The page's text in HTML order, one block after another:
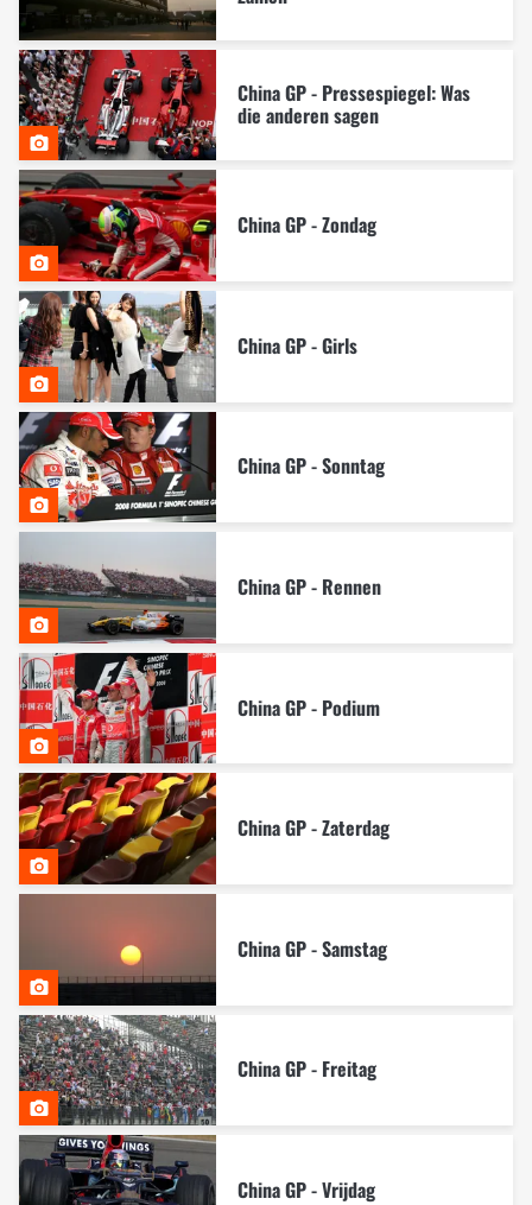
China GP - Pressespiegel: Was
die anderen sagen
China GP - Zondag
China GP - Girls
China GP - Sonntag
China GP - Rennen
China GP - Podium
China GP - Zaterdag
China GP - Samstag
China GP - Freitag
China GP - Vrijdag